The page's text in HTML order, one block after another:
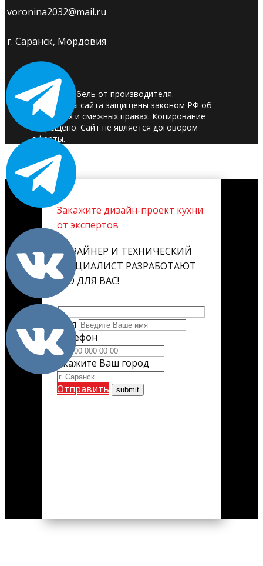
voronina2032@mail.ru
г. Саранск, Мордовия
© 2025. Мебель от производителя.
Материалы сайта защищены законом РФ об
авторских и смежных правах. Копирование
запрещено. Сайт не является договором
оферты.
Закажите дизайн-проект кухни
от экспертов
ДИЗАЙНЕР И ТЕХНИЧЕСКИЙ
СПЕЦИАЛИСТ РАЗРАБОТАЮТ
ЕГО ДЛЯ ВАС!
Имя
Телефон
Укажите Ваш город
Отправить